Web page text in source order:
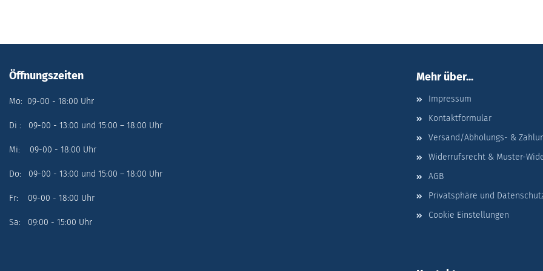
Öffnungszeiten
Mo: 09-00 - 18:00 Uhr
Di : 09-00 - 13:00 und 15:00 – 18:00 Uhr
Mi: 09-00 - 18:00 Uhr
Do: 09-00 - 13:00 und 15:00 – 18:00 Uhr
Fr: 09-00 - 18:00 Uhr
Sa: 09:00 - 15:00 Uhr
Mehr über...
Impressum
Kontaktformular
Versand/Abholungs- &
Widerrufsrecht & Muster-
AGB
Privatsphäre und
Cookie Einstellungen